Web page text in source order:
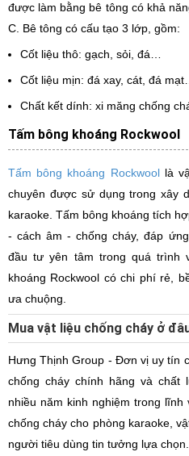
được làm bằng bê tông có khả
C. Bê tông có cấu tạo 3 lớp, gồm:
Cốt liệu thô: gạch, sỏi, đá…
Cốt liệu mịn: đá xay, cát, đá mạt…
Chất kết dính: xi măng chống
Tấm bông khoáng Rockwool
Tấm bông khoáng Rockwoollà
chuyên được sử dụng trong xây
karaoke. Tấm bông khoáng tích
- cách âm - chống cháy, đáp
đầu tư yên tâm trong quá trình
khoáng Rockwool có chi phí rẻ,
ưa chuộng.
Mua vật liệu chống cháy ở
Hưng Thịnh Group - Đơn vị uy tín
chống cháy chính hãng và
nhiều năm kinh nghiệm trong
chống cháy cho phòng karaoke,
người tiêu dùng tin tưởng lựa chọn.